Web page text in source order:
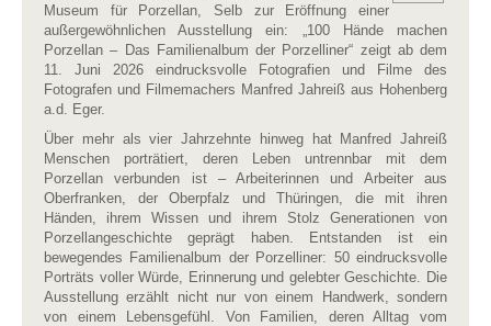
Museum für Porzellan, Selb zur Eröffnung einer
außergewöhnlichen Ausstellung ein: „100 Hände machen
Porzellan – Das Familienalbum der Porzelliner“ zeigt ab dem
11. Juni 2026 eindrucksvolle Fotografien und Filme des
Fotografen und Filmemachers Manfred Jahreiß aus Hohenberg
a.d. Eger.
Über mehr als vier Jahrzehnte hinweg hat Manfred Jahreiß
Menschen porträtiert, deren Leben untrennbar mit dem
Porzellan verbunden ist – Arbeiterinnen und Arbeiter aus
Oberfranken, der Oberpfalz und Thüringen, die mit ihren
Händen, ihrem Wissen und ihrem Stolz Generationen von
Porzellangeschichte geprägt haben. Entstanden ist ein
bewegendes Familienalbum der Porzelliner: 50 eindrucksvolle
Porträts voller Würde, Erinnerung und gelebter Geschichte. Die
Ausstellung erzählt nicht nur von einem Handwerk, sondern
von einem Lebensgefühl. Von Familien, deren Alltag vom